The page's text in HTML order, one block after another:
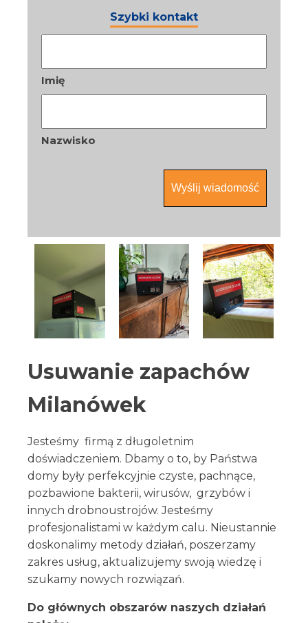
Szybki kontakt
Imię
Nazwisko
Usuwanie zapachów
Milanówek
Jesteśmy firmą z długoletnim
doświadczeniem. Dbamy o to, by Państwa
domy były perfekcyjnie czyste, pachnące,
pozbawione bakterii, wirusów, grzybów i
innych drobnoustrojów. Jesteśmy
profesjonalistami w każdym calu. Nieustannie
doskonalimy metody działań, poszerzamy
zakres usług, aktualizujemy swoją wiedzę i
szukamy nowych rozwiązań.
Do głównych obszarów naszych działań